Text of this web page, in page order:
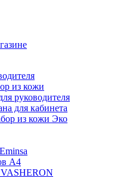
из кожи
руководителя
для кабинета
из кожи Эко
А4